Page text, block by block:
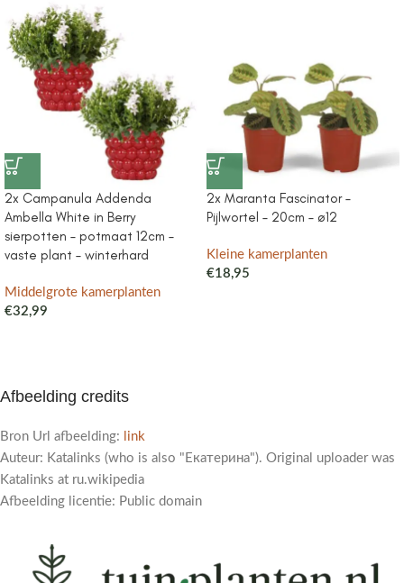
2x Campanula Addenda
Ambella White in Berry
sierpotten – potmaat 12cm –
vaste plant – winterhard
Middelgrote kamerplanten
€32,99
2x Maranta Fascinator –
Pijlwortel – 20cm – ø12
Kleine kamerplanten
€18,95
Afbeelding credits
Bron Url afbeelding:
link
Auteur: Katalinks (who is also "Екатерина"). Original uploader was
Katalinks at ru.wikipedia
Afbeelding licentie: Public domain